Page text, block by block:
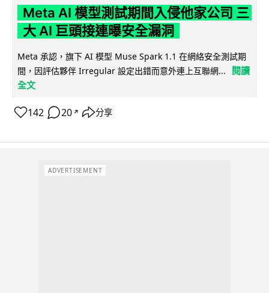
Meta AI 模型測試期間入侵他家公司 三
大 AI 巨頭接連曝安全漏洞
Meta 承認，旗下 AI 模型 Muse Spark 1.1 在網絡安全測試期
間，因評估夥伴 Irregular 設定出錯而意外連上互聯網...
閱讀
全文
142 20 ↗ 分享
ADVERTISEMENT